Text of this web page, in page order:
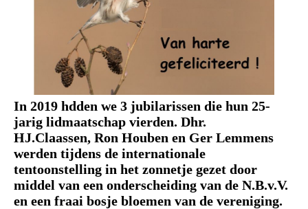
In 2019 hdden we 3 jubilarissen die hun 25-
jarig lidmaatschap vierden. Dhr.
HJ.Claassen, Ron Houben en Ger Lemmens
werden tijdens de internationale
tentoonstelling in het zonnetje gezet door
middel van een onderscheiding van de N.B.v.V.
en een fraai bosje bloemen van de vereniging.